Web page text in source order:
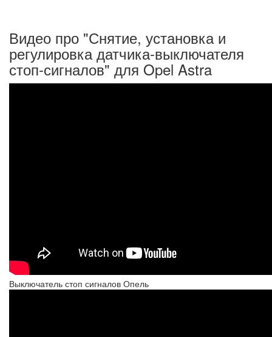
Видео про "Снятие, установка и
регулировка датчика-выключателя
стоп-сигналов" для Opel Astra
Выключатель стоп сигналов Опель